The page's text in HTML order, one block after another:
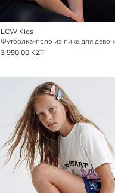
LCW Kids
Футболка-поло из пике для
3 990,00 KZT